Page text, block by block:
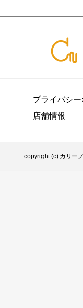
プライバシ
店舗情報
copyright (c) カリー